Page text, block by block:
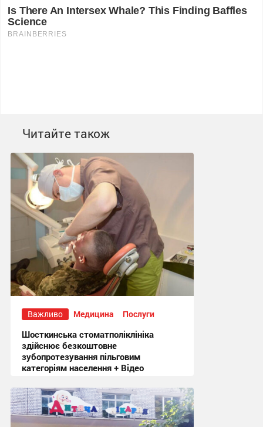
Читайте також
Важливо Медицина Послуги
Шосткинська стоматполіклініка
здійснює безкоштовне
зубопротезування пільговим
категоріям населення + Відео
18:58 вчора